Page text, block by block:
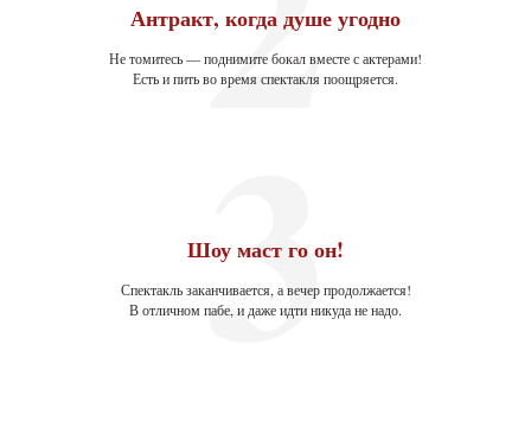
Антракт, когда душе угодно
Не томитесь — поднимите бокал вместе с актерами!
Есть и пить во время спектакля поощряется.
Шоу маст го он!
Спектакль заканчивается, а вечер продолжается!
В отличном пабе, и даже идти никуда не надо.
3